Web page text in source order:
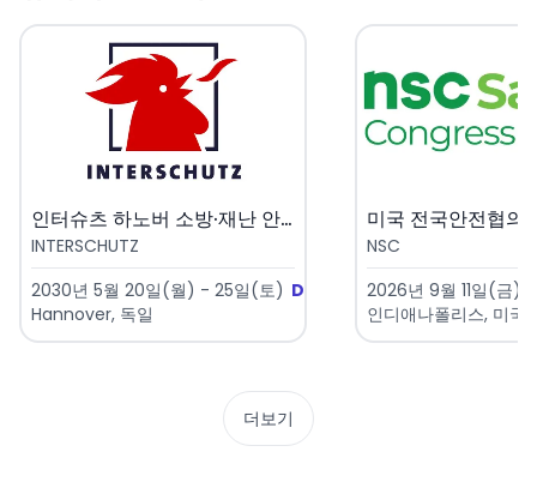
인터슈츠 하노버 소방·재난 안전 ..
INTERSCHUTZ
2030년 5월 20일(월) - 25일(토) D-1382
Hannover, 독일
NSC
2026년 9월 11일(금)
인디애나폴리스, 미국
더보기